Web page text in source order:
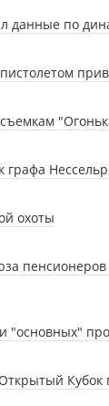
данные по
графа
охоты
"основных"
Кубок